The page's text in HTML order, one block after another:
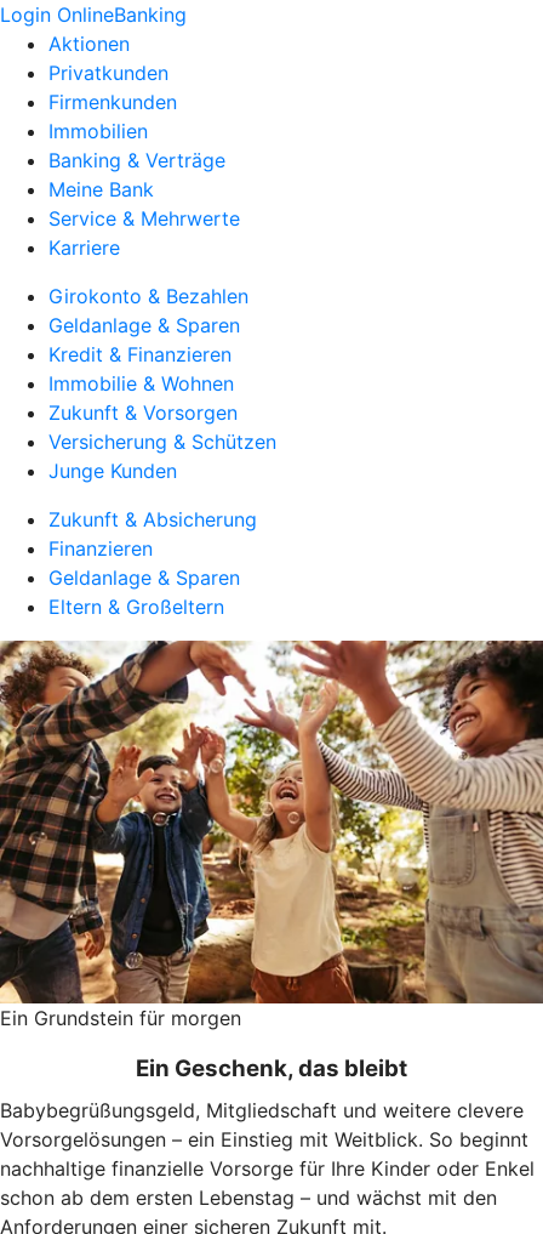
Login OnlineBanking
Aktionen
Privatkunden
Firmenkunden
Immobilien
Banking & Verträge
Meine Bank
Service & Mehrwerte
Karriere
Girokonto & Bezahlen
Geldanlage & Sparen
Kredit & Finanzieren
Immobilie & Wohnen
Zukunft & Vorsorgen
Versicherung & Schützen
Junge Kunden
Zukunft & Absicherung
Finanzieren
Geldanlage & Sparen
Eltern & Großeltern
Ein Grundstein für morgen
Ein Geschenk, das bleibt
Babybegrüßungsgeld, Mitgliedschaft und weitere clevere
Vorsorgelösungen – ein Einstieg mit Weitblick. So beginnt
nachhaltige finanzielle Vorsorge für Ihre Kinder oder Enkel
schon ab dem ersten Lebenstag – und wächst mit den
Anforderungen einer sicheren Zukunft mit.